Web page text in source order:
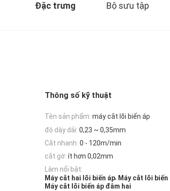
Đặc trưng Bộ sưu tập
Thông số kỹ thuật
Tên sản phẩm: máy cắt lõi biến áp
độ dày dải: 0,23 ~ 0,35mm
Cắt nhanh: 0 - 120m/min
cắt gờ: ít hơn 0,02mm
Làm nổi bật:
Máy cắt hai lõi biến áp, Máy cắt lõi
Máy cắt lõi biến áp đâm hai